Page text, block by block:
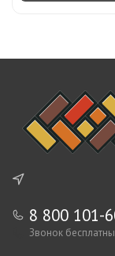
8 800 101-
Звонок